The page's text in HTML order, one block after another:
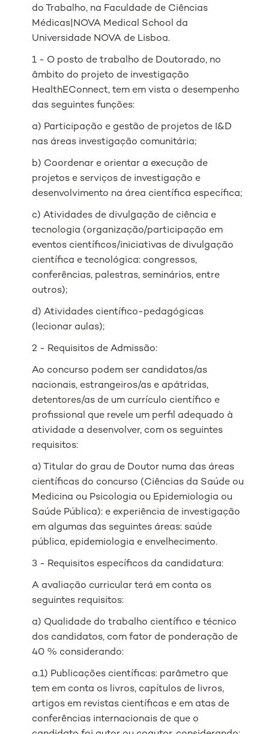
do Trabalho, na Faculdade de Ciências
Médicas|NOVA Medical School da
Universidade NOVA de Lisboa.
1 - O posto de trabalho de Doutorado, no
âmbito do projeto de investigação
HealthEConnect, tem em vista o desempenho
das seguintes funções:
a) Participação e gestão de projetos de I&D
nas áreas investigação comunitária;
b) Coordenar e orientar a execução de
projetos e serviços de investigação e
desenvolvimento na área científica específica;
c) Atividades de divulgação de ciência e
tecnologia (organização/participação em
eventos científicos/iniciativas de divulgação
científica e tecnológica: congressos,
conferências, palestras, seminários, entre
outros);
d) Atividades científico-pedagógicas
(lecionar aulas);
2 - Requisitos de Admissão:
Ao concurso podem ser candidatos/as
nacionais, estrangeiros/as e apátridas,
detentores/as de um currículo científico e
profissional que revele um perfil adequado à
atividade a desenvolver, com os seguintes
requisitos:
a) Titular do grau de Doutor numa das áreas
científicas do concurso (Ciências da Saúde ou
Medicina ou Psicologia ou Epidemiologia ou
Saúde Pública): e experiência de investigação
em algumas das seguintes áreas: saúde
pública, epidemiologia e envelhecimento.
3 - Requisitos específicos da candidatura:
A avaliação curricular terá em conta os
seguintes requisitos:
a) Qualidade do trabalho científico e técnico
dos candidatos, com fator de ponderação de
40 % considerando:
a.1) Publicações científicas: parâmetro que
tem em conta os livros, capítulos de livros,
artigos em revistas científicas e em atas de
conferências internacionais de que o